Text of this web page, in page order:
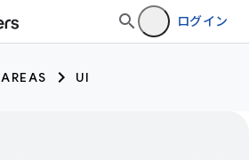
ログイン
UI